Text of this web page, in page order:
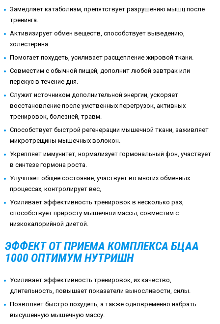
Замедляет катаболизм, препятствует разрушению мышц после
тренинга.
Активизирует обмен веществ, способствует выведению,
холестерина.
Помогает похудеть, усиливает расщепление жировой ткани.
Совместим с обычной пищей, дополнит любой завтрак или
перекус в течение дня.
Служит источником дополнительной энергии, ускоряет
восстановление после умственных перегрузок, активных
тренировок, болезней, травм.
Способствует быстрой регенерации мышечной ткани, заживляет
микротрещины мышечных волокон.
Укрепляет иммунитет, нормализует гормональный фон, участвует
в синтезе гормона роста.
Улучшает общее состояние, участвует во многих обменных
процессах, контролирует вес,
Усиливает эффективность тренировок в несколько раз,
способствует приросту мышечной массы, совместим с
низкокалорийной диетой.
ЭФФЕКТ ОТ ПРИЕМА КОМПЛЕКСА БЦАА
1000 ОПТИМУМ НУТРИШН
Усиливает эффективность тренировок, их качество,
длительность, повышает показатели выносливости, силы.
Позволяет быстро похудеть, а также одновременно набрать
высушенную мышечную массу.